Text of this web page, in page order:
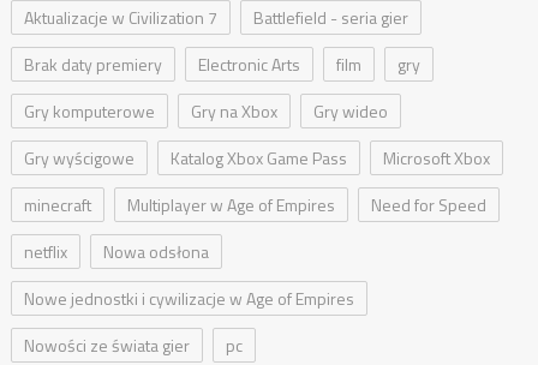
Aktualizacje w Civilization 7
Battlefield - seria gier
Brak daty premiery
Electronic Arts film
gry
Gry komputerowe
Gry na Xbox
Gry wideo
Gry wyścigowe
Katalog Xbox Game Pass
Microsoft Xbox
minecraft
Multiplayer w Age of Empires
Need for Speed
netflix
Nowa odsłona
Nowe jednostki i cywilizacje w Age of Empires
Nowości ze świata gier
pc